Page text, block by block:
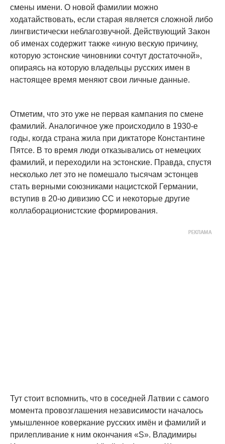
смены имени. О новой фамилии можно
ходатайствовать, если старая является сложной либо
лингвистически неблагозвучной. Действующий Закон
об именах содержит также «иную вескую причину,
которую эстонские чиновники сочтут достаточной»,
опираясь на которую владельцы русских имен в
настоящее время меняют свои личные данные.
Отметим, что это уже не первая кампания по смене
фамилий. Аналогичное уже происходило в 1930-е
годы, когда страна жила при диктаторе Константине
Пятсе. В то время люди отказывались от немецких
фамилий, и переходили на эстонские. Правда, спустя
несколько лет это не помешало тысячам эстонцев
стать верными союзниками нацистской Германии,
вступив в 20-ю дивизию СС и некоторые другие
коллаборационистские формирования.
Тут стоит вспомнить, что в соседней Латвии с самого
момента провозглашения независимости началось
умышленное коверкание русских имён и фамилий и
прилепливание к ним окончания «S». Владимиры